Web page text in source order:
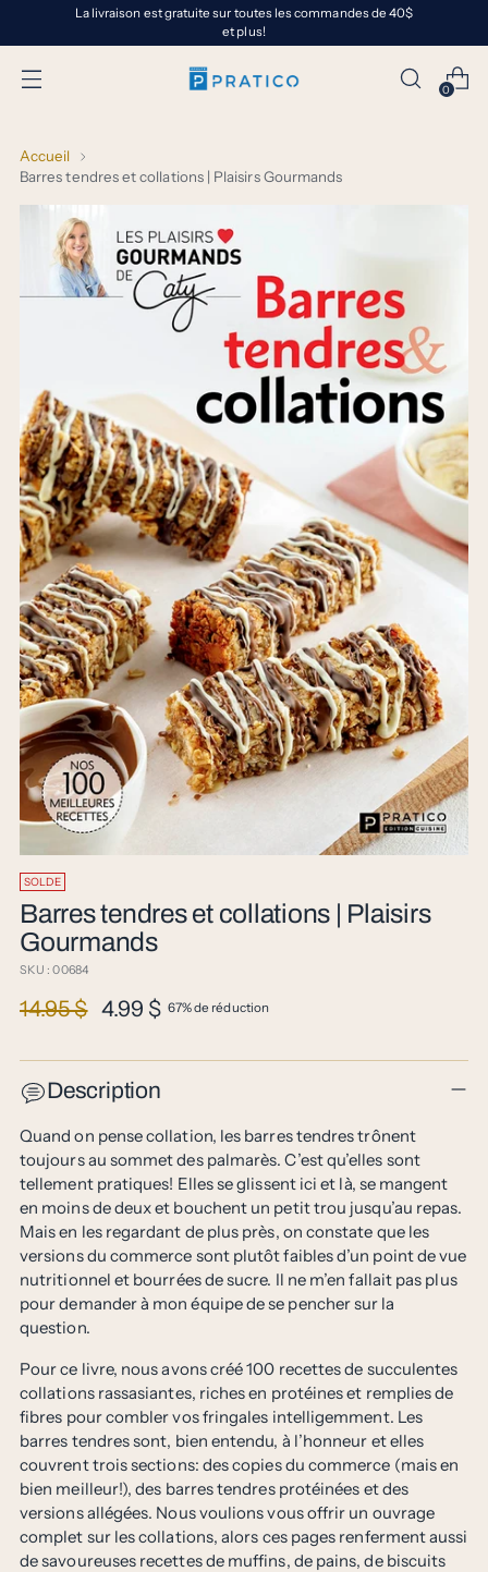
0
La livraison est gratuite sur toutes les commandes de 40$
et plus!
Accueil
Barres tendres et collations | Plaisirs Gourmands
SOLDE
Barres tendres et collations | Plaisirs
Gourmands
SKU : 00684
Prix
14.95 $ 4.99 $ 67% de réduction
Description
Quand on pense collation, les barres tendres trônent
toujours au sommet des palmarès. C’est qu’elles sont
tellement pratiques! Elles se glissent ici et là, se mangent
en moins de deux et bouchent un petit trou jusqu’au repas.
Mais en les regardant de plus près, on constate que les
versions du commerce sont plutôt faibles d’un point de vue
nutritionnel et bourrées de sucre. Il ne m’en fallait pas plus
pour demander à mon équipe de se pencher sur la
question.
Pour ce livre, nous avons créé 100 recettes de succulentes
collations rassasiantes, riches en protéines et remplies de
fibres pour combler vos fringales intelligemment. Les
barres tendres sont, bien entendu, à l’honneur et elles
couvrent trois sections: des copies du commerce (mais en
bien meilleur!), des barres tendres protéinées et des
versions allégées. Nous voulions vous offrir un ouvrage
complet sur les collations, alors ces pages renferment aussi
de savoureuses recettes de muffins, de pains, de biscuits